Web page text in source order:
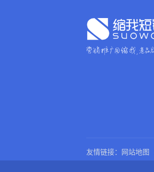
友情链接： 网站地图